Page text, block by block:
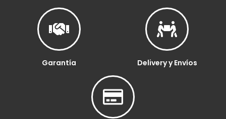
Garantía Delivery y Envíos